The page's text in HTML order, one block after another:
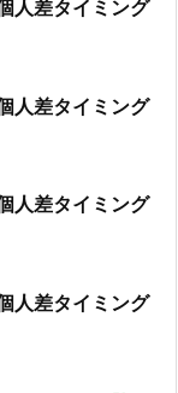
人差タイミング
人差タイミング
人差タイミング
人差タイミング